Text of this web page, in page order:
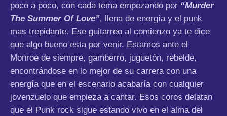
poco a poco, con cada tema empezando por “Murder
The Summer Of Love”, llena de energía y el punk
mas trepidante. Ese guitarreo al comienzo ya te dice
que algo bueno esta por venir. Estamos ante el
Monroe de siempre, gamberro, juguetón, rebelde,
encontrándose en lo mejor de su carrera con una
energía que en el escenario acabaría con cualquier
jovenzuelo que empieza a cantar. Esos coros delatan
que el Punk rock sigue estando vivo en el alma del